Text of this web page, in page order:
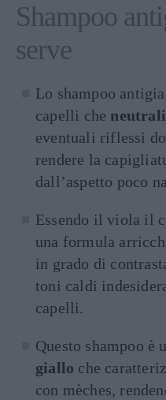
Shampoo
serve
Lo shampoo
capelli che
eventuali riflessi
rendere la
dall’aspetto poco
Essendo il viola il
una formula
in grado di
toni caldi
capelli.
Questo shampoo è
giallo che
con mèches,